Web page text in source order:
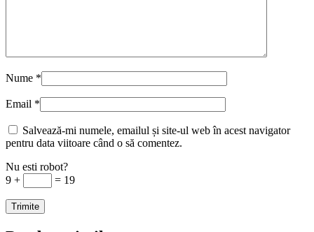
Nume *
Email *
Salvează-mi numele, emailul și site-ul web în acest navigator
pentru data viitoare când o să comentez.
Nu esti robot?
9 +
= 19